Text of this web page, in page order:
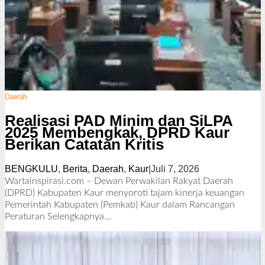
Daerah
Realisasi PAD Minim dan SiLPA
2025 Membengkak, DPRD Kaur
Berikan Catatan Kritis
BENGKULU, Berita, Daerah, Kaur| Juli 7, 2026o
l
e
h
Wartainspirasi.com – Dewan Perwakilan Rakyat Daerah
(DPRD) Kabupaten Kaur menyoroti tajam kinerja keuangan
Pemerintah Kabupaten (Pemkab) Kaur dalam Rancangan
Peraturan Selengkapnya…